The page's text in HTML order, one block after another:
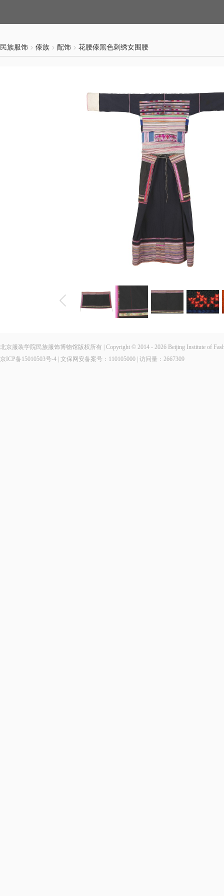
民族服饰 傣族 配饰 花腰傣黑色刺绣女围腰
北京服装学院民族服饰博物馆版权所有 | Copyright © 2014 - 2026 Beijing Institute of
京ICP备15010503号-4 | 文保网安备案号：110105000 | 访问量： 2667309